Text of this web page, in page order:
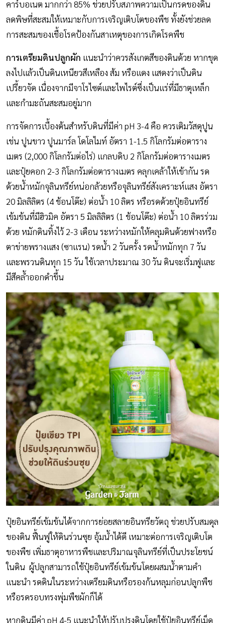
คาร์บอเนต มากกว่า 85% ช่วยปรับสภาพความเป็นกรดของดิน
ลดพิษที่สะสมให้เหมาะกับการเจริญเติบโตของพืช ทั้งยังช่วยลด
การสะสมของเชื้อโรคป้องกันสาเหตุของการเกิดโรคพืช
การเตรียมดินปลูกผัก แนะนำว่าควรสังเกตสีของดินด้วย หากขุด
ลงไปแล้วเป็นดินเหนียวสีเหลือง ส้ม หรือแดง แสดงว่าเป็นดิน
เปรี้ยวจัด เนื่องจากมีจาโรไซต์และไพไรต์ซึ่งเป็นแร่ที่มีธาตุเหล็ก
และกำมะถันสะสมอยู่มาก
การจัดการเบื้องต้นสำหรับดินที่มีค่า pH 3-4 คือ ควรเติมวัสดุปูน
เช่น ปูนขาว ปูนมาร์ล โดโลไมท์ อัตรา 1-1.5 กิโลกรัมต่อตาราง
เมตร (2,000 กิโลกรัมต่อไร่) แกลบดิบ 2 กิโลกรัมต่อตารางเมตร
และปุ๋ยคอก 2-3 กิโลกรัมต่อตารางเมตร คลุกเคล้าให้เข้ากัน รด
ด้วยน้ำหมักจุลินทรีย์หน่อกล้วยหรือจุลินทรีย์สังเคราะห์แสง อัตรา
20 มิลลิลิตร (4 ช้อนโต๊ะ) ต่อน้ำ 10 ลิตร หรือรดด้วยปุ๋ยอินทรีย์
เข้มข้นที่มีฮิวมิค อัตรา 5 มิลลิลิตร (1 ช้อนโต๊ะ) ต่อน้ำ 10 ลิตรร่วม
ด้วย หมักดินทิ้งไว้ 2-3 เดือน ระหว่างหมักให้คลุมดินด้วยฟางหรือ
ตาข่ายพรางแสง (ซาแรน) รดน้ำ 2 วันครั้ง รดน้ำหมักทุก 7 วัน
และพรวนดินทุก 15 วัน ใช้เวลาประมาณ 30 วัน ดินจะเริ่มฟูและ
มีสีคล้ำออกดำขึ้น
ปุ๋ยอินทรีย์เข้มข้นได้จากการย่อยสลายอินทรียวัตถุ ช่วยปรับสมดุล
ของดิน ฟื้นฟูให้ดินร่วนซุย อุ้มน้ำได้ดี เหมาะต่อการเจริญเติบโต
ของพืช เพิ่มธาตุอาหารพืชและปริมาณจุลินทรีย์ที่เป็นประโยชน์
ในดิน ผู้ปลูกสามารถใช้ปุ๋ยอินทรีย์เข้มข้นโดยผสมน้ำตามคำ
แนะนำ รดดินในระหว่างเตรียมดินหรือรองก้นหลุมก่อนปลูกพืช
หรือรดรอบทรงพุ่มพืชผักก็ได้
หากดินมีค่า pH 4-5 แนะนำให้ปรับปรุงดินโดยใช้ปุ๋ยอินทรีย์เม็ด